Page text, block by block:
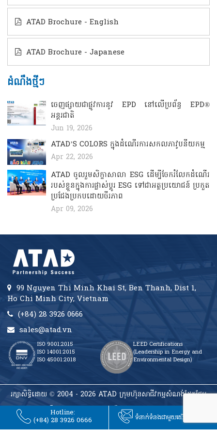
ATAD Brochure - English
ATAD Brochure - Japanese
ដំណឹងថ្មីៗ
ចេញផ្សាយជាផ្លូវការនូវ EPD នៅលើប្រព័ន្ធ EPD®
អន្តរជាតិ
Jun 19, 2026
ATAD’S COLORS ​​​ក្នុងដំណើរការសកលភាវូបនីយកម្ម
Apr 22, 2026
ATAD ចូលរួមសិក្ខាសាលា ESG ដើម្បីចែករំលែកដំណើរ
របស់ខ្លួនក្នុងការផ្លាស់ប្តូរ ESG ទៅជាអត្ថប្រយោជន៍ ប្រកួត
ប្រជែងប្រកបដោយចីរភាព
Apr 09, 2026
99 Nguyen Thi Minh Khai St, Ben Thanh, Dist 1,
Ho Chi Minh City, Vietnam
(+84) 28 3926 0666
sales@atad.vn
ISO 9001:2015
ISO 14001:2015
ISO 45001:2018
LEED Certifications
(Leadership in Energy and
Environmental Design)
រក្សាសិទ្ធិដោយ © 2004 - 2026 ATAD ក្រុមហ៊ុនសាជីវកម្មសំណង់ដែកថែប
Hotline:
(+84) 28 3926 0666
ទំនាក់ទំនងជាមួយយើង ATAD